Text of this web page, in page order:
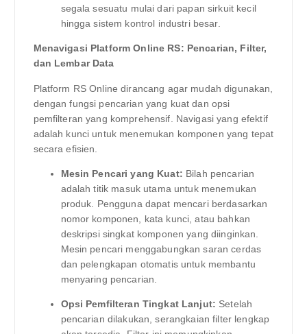
segala sesuatu mulai dari papan sirkuit kecil
hingga sistem kontrol industri besar.
Menavigasi Platform Online RS: Pencarian, Filter,
dan Lembar Data
Platform RS Online dirancang agar mudah digunakan,
dengan fungsi pencarian yang kuat dan opsi
pemfilteran yang komprehensif. Navigasi yang efektif
adalah kunci untuk menemukan komponen yang tepat
secara efisien.
Mesin Pencari yang Kuat: Bilah pencarian
adalah titik masuk utama untuk menemukan
produk. Pengguna dapat mencari berdasarkan
nomor komponen, kata kunci, atau bahkan
deskripsi singkat komponen yang diinginkan.
Mesin pencari menggabungkan saran cerdas
dan pelengkapan otomatis untuk membantu
menyaring pencarian.
Opsi Pemfilteran Tingkat Lanjut: Setelah
pencarian dilakukan, serangkaian filter lengkap